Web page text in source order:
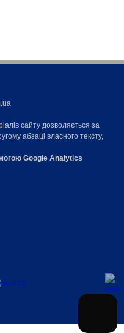
сайту дозволяється за
абзаці власного тексту,
Google Analytics